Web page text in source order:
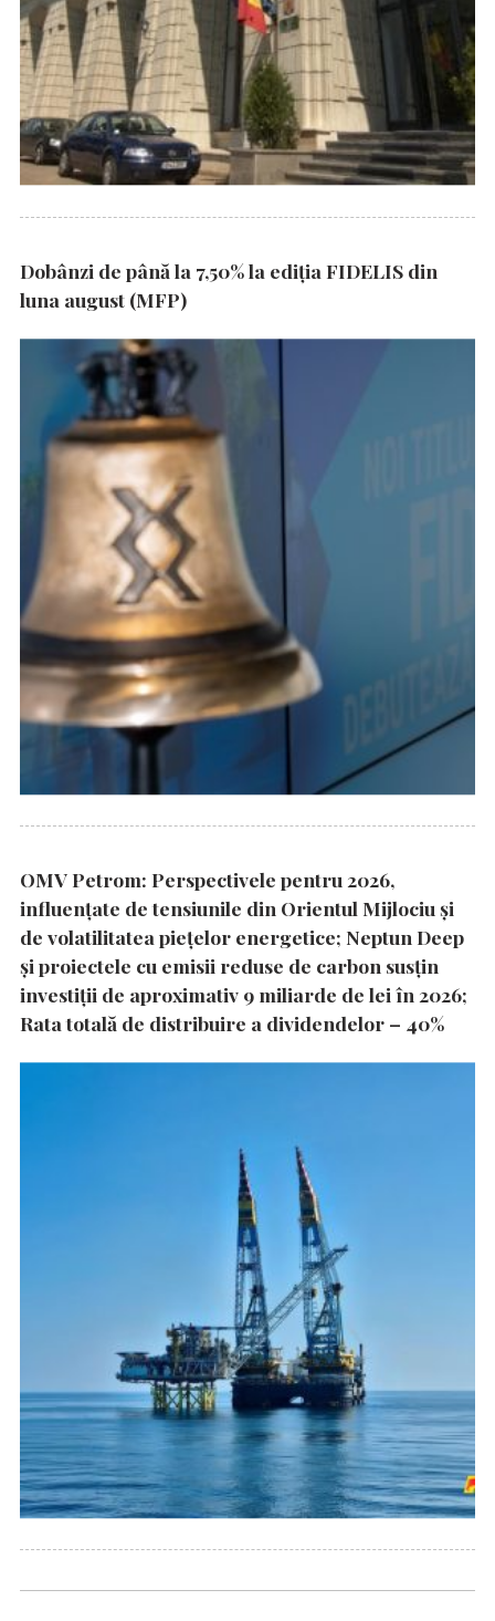
Dobânzi de până la 7,50% la ediția FIDELIS din
luna august (MFP)
OMV Petrom: Perspectivele pentru 2026,
influențate de tensiunile din Orientul Mijlociu și
de volatilitatea piețelor energetice; Neptun Deep
și proiectele cu emisii reduse de carbon susțin
investiții de aproximativ 9 miliarde de lei în 2026;
Rata totală de distribuire a dividendelor – 40%